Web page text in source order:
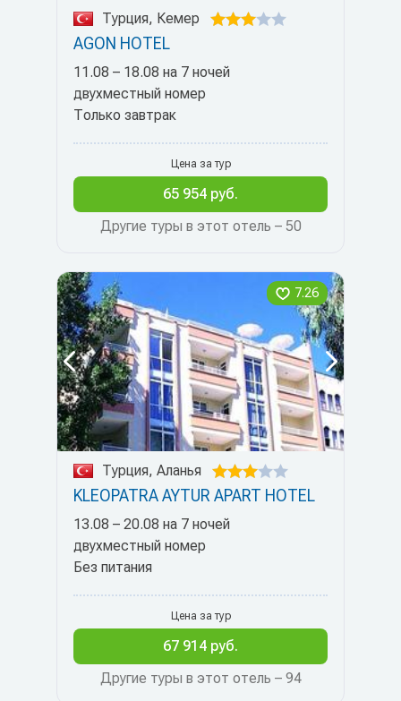
Турция, Кемер
AGON HOTEL
11.08 – 18.08 на 7 ночей
двухместный номер
Только завтрак
Другие туры в этот отель – 50
Цена за тур
65 954 руб.
7.26
Турция, Аланья
KLEOPATRA AYTUR APART HOTEL
13.08 – 20.08 на 7 ночей
двухместный номер
Без питания
Другие туры в этот отель – 94
Цена за тур
67 914 руб.